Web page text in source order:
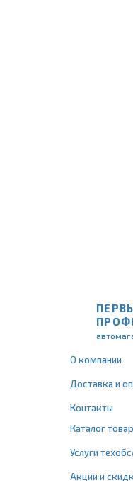
О компании
Доставка и
Контакты
Каталог
Услуги
Акции и